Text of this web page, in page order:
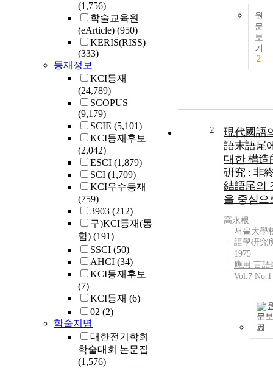
(1,756)
학술교육원
(eArticle) (950)
KERIS(RISS)
(333)
등재정보
KCI등재
(24,789)
SCOPUS
(9,179)
SCIE (5,101)
KCI등재후보
(2,042)
ESCI (1,879)
SCI (1,709)
KCI우수등재
(759)
3903 (212)
구)KCI등재(통
합) (191)
SSCI (50)
AHCI (34)
KCI등재후보
(7)
KCI등재 (6)
02 (2)
학술지명
대한전기학회
학술대회 논문집
(1,576)
원
문
보
기
2
2
現代國語
語末語尾
대한 構造
硏究 : 非
結語尾의
을 중심으
高永根
서울大學
語學硏究
1975
應用 言語
Vol.7 No.1
문보
기